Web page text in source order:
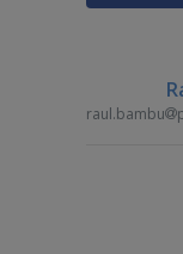
raul.bambu